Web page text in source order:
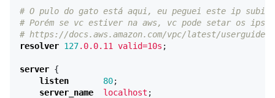
# O pulo do gato está aqui, eu peguei este ip
# Porém se vc estiver na aws, vc pode setar os ips
# https://docs.aws.amazon.com/vpc/latest/
resolver 127.0.0.11 valid=10s ;
server {
listen
80;
server_name
localhost ;